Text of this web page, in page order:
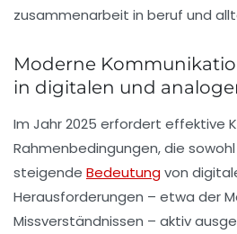
Moderne
in digitalen und
Im Jahr 2025 erfordert effektive
Rahmenbedingungen, die
steigende Bedeutungvon
Herausforderungen – etwa der
Missverständnissen – aktiv